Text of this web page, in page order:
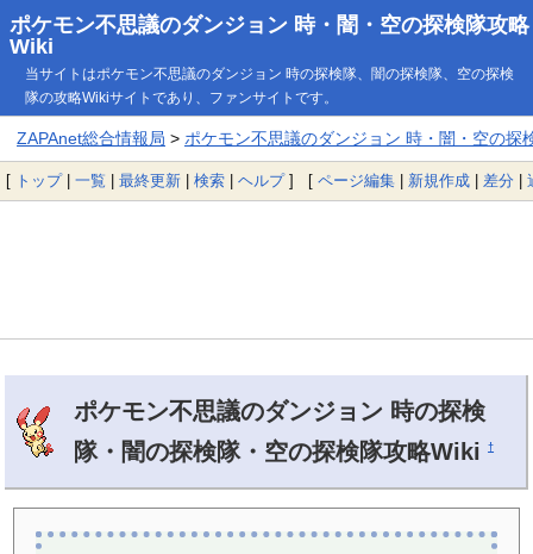
ポケモン不思議のダンジョン 時・闇・空の探検隊攻略
Wiki
当サイトはポケモン不思議のダンジョン 時の探検隊、闇の探検隊、空の探検
隊の攻略Wikiサイトであり、ファンサイトです。
ZAPAnet総合情報局 > ポケモン不思議のダンジョン 時・闇・空の探
[ トップ| 一覧 | 最終更新 | 検索 | ヘルプ] [ ページ編集 | 新規作成 | 差分 |
ポケモン不思議のダンジョン 時の探検
隊・闇の探検隊・空の探検隊攻略Wiki†